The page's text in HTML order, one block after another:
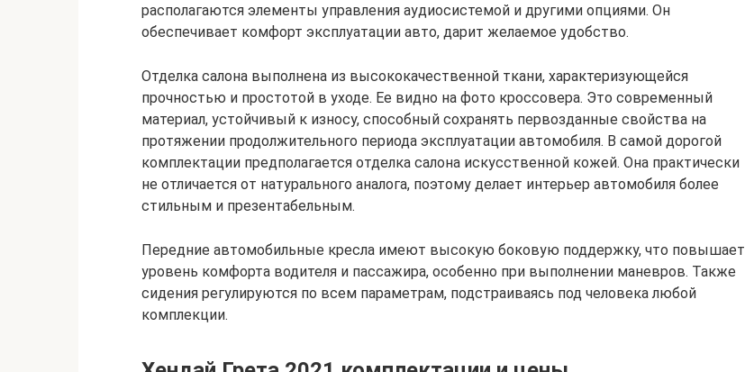
располагаются элементы управления аудиосистемой и другими опциями. Он
обеспечивает комфорт эксплуатации авто, дарит желаемое удобство.
Отделка салона выполнена из высококачественной ткани, характеризующейся
прочностью и простотой в уходе. Ее видно на фото кроссовера. Это современный
материал, устойчивый к износу, способный сохранять первозданные свойства на
протяжении продолжительного периода эксплуатации автомобиля. В самой дорогой
комплектации предполагается отделка салона искусственной кожей. Она практически
не отличается от натурального аналога, поэтому делает интерьер автомобиля более
стильным и презентабельным.
Передние автомобильные кресла имеют высокую боковую поддержку, что повышает
уровень комфорта водителя и пассажира, особенно при выполнении маневров. Также
сидения регулируются по всем параметрам, подстраиваясь под человека любой
комплекции.